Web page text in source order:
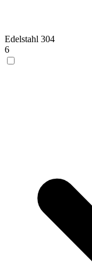
Edelstahl 304
6